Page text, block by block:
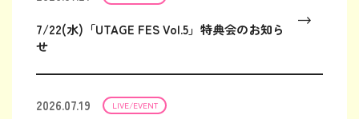
7/22(水)「UTAGE FES Vol.5」特典会のお知ら
せ
2026.07.19 LIVE/EVENT